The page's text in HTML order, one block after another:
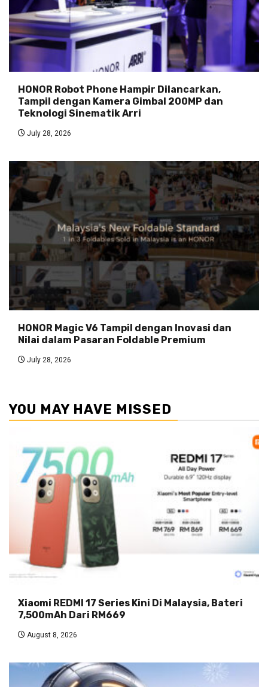
HONOR Robot Phone Hampir Dilancarkan,
Tampil dengan Kamera Gimbal 200MP dan
Teknologi Sinematik Arri
July 28, 2026
HONOR Magic V6 Tampil dengan Inovasi dan
Nilai dalam Pasaran Foldable Premium
July 28, 2026
YOU MAY HAVE MISSED
Xiaomi REDMI 17 Series Kini Di Malaysia, Bateri
7,500mAh Dari RM669
August 8, 2026